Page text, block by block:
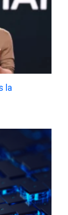
la